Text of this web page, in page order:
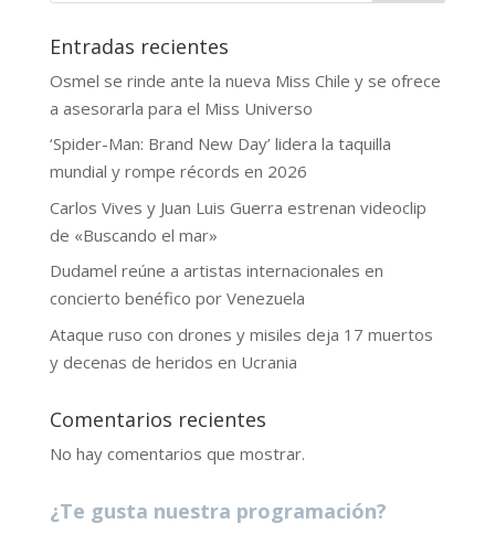
Entradas recientes
Osmel se rinde ante la nueva Miss Chile y se ofrece
a asesorarla para el Miss Universo
‘Spider-Man: Brand New Day’ lidera la taquilla
mundial y rompe récords en 2026
Carlos Vives y Juan Luis Guerra estrenan videoclip
de «Buscando el mar»
Dudamel reúne a artistas internacionales en
concierto benéfico por Venezuela
Ataque ruso con drones y misiles deja 17 muertos
y decenas de heridos en Ucrania
Comentarios recientes
No hay comentarios que mostrar.
¿Te gusta nuestra programación?